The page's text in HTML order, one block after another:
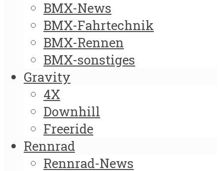
BMX-News
BMX-Fahrtechnik
BMX-Rennen
BMX-sonstiges
Gravity
4X
Downhill
Freeride
Rennrad
Rennrad-News